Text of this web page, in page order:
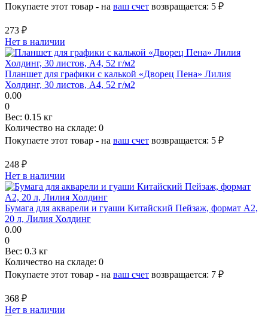
Покупаете этот товар - на ваш счет возвращается: 5 ₽
273 ₽
Нет в наличии
Планшет для графики с калькой «Дворец Пена» Лилия
Холдинг, 30 листов, А4, 52 г/м2
0.00
0
Вес: 0.15 кг
Количество на складе: 0
Покупаете этот товар - на ваш счет возвращается: 5 ₽
248 ₽
Нет в наличии
Бумага для акварели и гуаши Китайский Пейзаж, формат А2,
20 л, Лилия Холдинг
0.00
0
Вес: 0.3 кг
Количество на складе: 0
Покупаете этот товар - на ваш счет возвращается: 7 ₽
368 ₽
Нет в наличии